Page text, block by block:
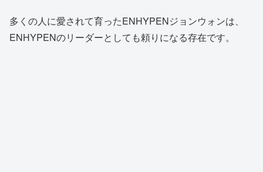
多くの人に愛されて育ったENHYPENジョンウォンは、
ENHYPENのリーダーとしても頼りになる存在です。